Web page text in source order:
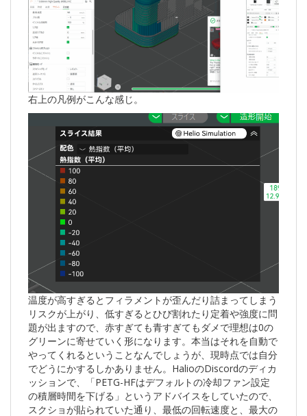
右上の凡例がこんな感じ。
温度が高すぎるとフィラメントが歪んだり詰まってしまう
リスクが上がり、低すぎるとひび割れたり定着や強度に問
題が出ますので、赤すぎても青すぎてもダメで理想は0の
グリーンに寄せていく形になります。本当はそれを自動で
やってくれるということなんでしょうが、現時点では自分
でどうにかするしかありません。HalioのDiscordのディカ
ッションで、「PETG-HFはデフォルトの冷却ファン設定
の積層時間を下げる」というアドバイスをしていたので、
スクショが貼られていた通り、最低の回転速度と、最大の